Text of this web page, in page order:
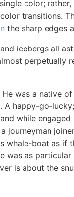
color;
transitions.
the sharp edges
icebergs all
perpetually
was a native
A happy-go-
while
journeyman
whale-boat as if
was as
is about the